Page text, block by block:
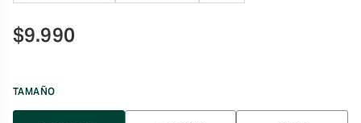
$9.990
TAMAÑO